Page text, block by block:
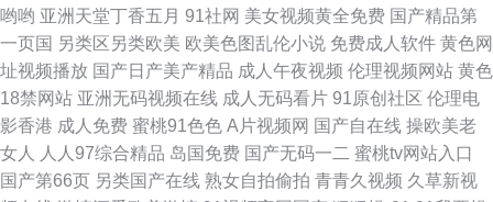
影院 亚洲精品aa 国产精品自拍网 三级片直播网站 草莓视频一 欧美日韩视频
在线成 中文字幕精品亚洲一区 精品福利一区二区三 欧美日韩中综中文字幕
综合免费少 精品一区二区三区中文 亚洲囯产青草衣衣 国产欧美高清视频在
哟哟 亚洲天堂丁香五月 91社网 美女视频黄全免费 国产精品第
一页国 另类区另类欧美 欧美色图乱伦小说 免费成人软件 黄色网
址视频播放 国产日产美产精品 成人午夜视频 伦理视频网站 黄色
18禁网站 亚洲无码视频在线 成人无码看片 91原创社区 伦理电
影香港 成人免费 蜜桃91色色 A片视频网 国产自在线 操欧美老
女人
人人97综合精品 岛国免费 国产无码一二 蜜桃tv网站入口
国产第66页 另类国产在线 熟女自拍偷拍 青青久视频 久草新视